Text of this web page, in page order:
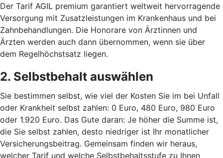
Der Tarif AGIL premium garantiert weltweit hervorragende
Versorgung mit Zusatzleistungen im Krankenhaus und bei
Zahnbehandlungen. Die Honorare von Ärztinnen und
Ärzten werden auch dann übernommen, wenn sie über
dem Regelhöchstsatz liegen.
2. Selbstbehalt auswählen
Sie bestimmen selbst, wie viel der Kosten Sie im bei Unfall
oder Krankheit selbst zahlen: 0 Euro, 480 Euro, 980 Euro
oder 1.920 Euro. Das Gute daran: Je höher die Summe ist,
die Sie selbst zahlen, desto niedriger ist Ihr monatlicher
Versicherungsbeitrag. Gemeinsam finden wir heraus,
welcher Tarif und welche Selbstbehaltsstufe zu Ihnen